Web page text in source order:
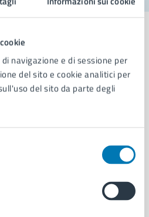
navigazione e di sessione per
del sito e cookie analitici per
del sito da parte degli